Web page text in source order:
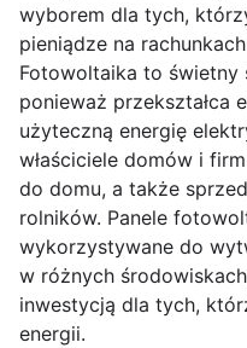
wyborem dla tych,
pieniądze na
Fotowoltaika to
ponieważ przekształca
użyteczną energię
właściciele domów i
do domu, a także
rolników. Panele
wykorzystywane do
w różnych
inwestycją dla tych,
energii.